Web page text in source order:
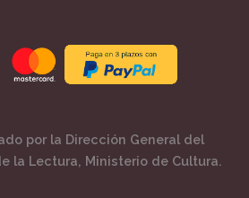
por la Dirección General del
la Lectura, Ministerio de Cultura.